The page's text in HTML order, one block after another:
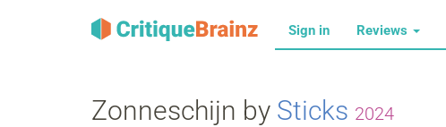
Sign in Reviews
Zonneschijn by Sticks 2024